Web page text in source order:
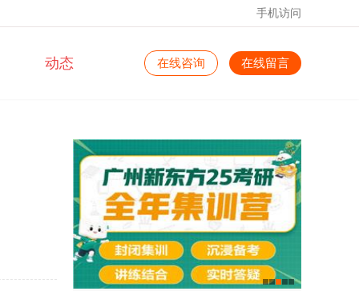
手机访问
动态 在线咨询 在线留言